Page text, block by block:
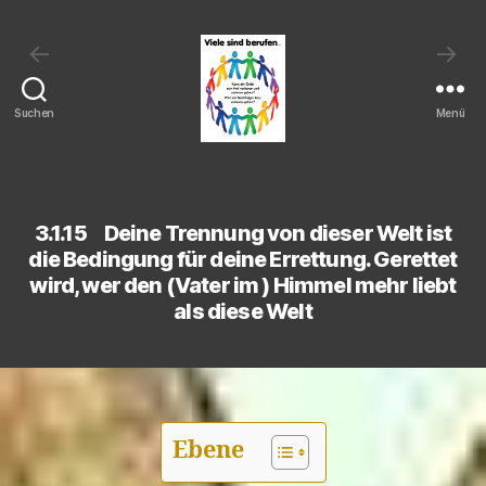
← →
Suchen
Kann
ein
Christ
sein
Heil
und
Wird
ein
Menü
3.1.15 Deine Trennung von dieser Welt ist
die Bedingung für deine Errettung. Gerettet
wird, wer den (Vater im ) Himmel mehr liebt
als diese Welt
Ebene